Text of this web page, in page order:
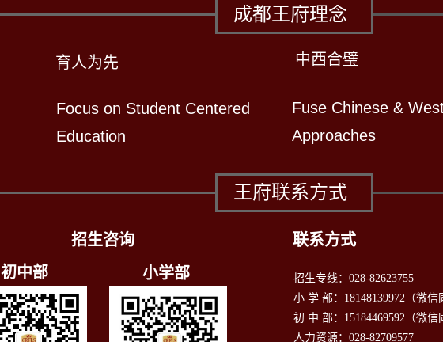
成都王府理念
育人为先 中西合璧
Focus on Student Centered
Education
Fuse Chinese &
Approaches
王府联系方式
招生咨询 联系方式
初中部
小学部
招生专线：028-82623755
小 学 部：18148139972（微信
初 中 部：15184469592（微信
人力资源：028-82709577